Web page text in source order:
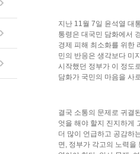
지난 11월 7일 윤석열 대
통령은 대국민 담화에서
경제 피해 최소화를 위한
민의 반응은 생각보다 미
시작했던 정부가 이 정도
담화가 국민의 마음을 사
결국 소통의 문제로 귀결
엇을 해야 할지 진지하게
더 많이 언급하고 공감하
면, 정부가 각고의 노력